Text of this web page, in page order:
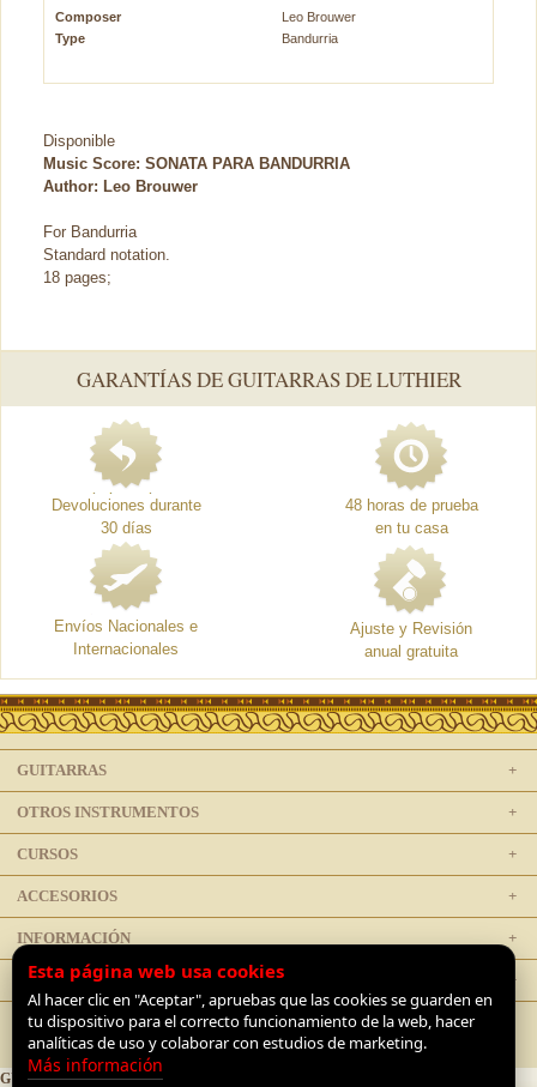
Composer
Leo Brouwer
Type
Bandurria
Disponible
Music Score: SONATA PARA BANDURRIA
Author: Leo Brouwer
For Bandurria
Standard notation.
18 pages;
GARANTÍAS DE GUITARRAS DE LUTHIER
Devoluciones durante
30 días
48 horas de prueba
en tu casa
Envíos Nacionales e
Internacionales
Ajuste y Revisión
anual gratuita
GUITARRAS
OTROS INSTRUMENTOS
CURSOS
ACCESORIOS
INFORMACIÓN
LEGAL
GUITARRAS DE LUTHIER
Esta página web usa cookies
Al hacer clic en "Aceptar", apruebas que las cookies se guarden en
tu dispositivo para el correcto funcionamiento de la web, hacer
analíticas de uso y colaborar con estudios de marketing.
Más información